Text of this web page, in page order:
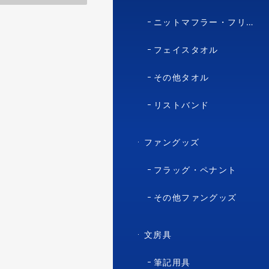
ニットマフラー・フリースマフラー
フェイスタオル
その他タオル
リストバンド
ファングッズ
フラッグ・ペナント
その他ファングッズ
文房具
筆記用具